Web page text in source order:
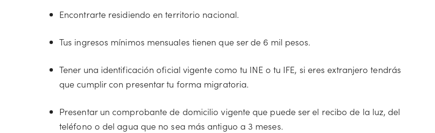
Encontrarte residiendo en territorio nacional.
Tus ingresos mínimos mensuales tienen que ser de 6 mil pesos.
Tener una identificación oficial vigente como tu INE o tu IFE, si eres extranjero tendrás
que cumplir con presentar tu forma migratoria.
Presentar un comprobante de domicilio vigente que puede ser el recibo de la luz, del
teléfono o del agua que no sea más antiguo a 3 meses.